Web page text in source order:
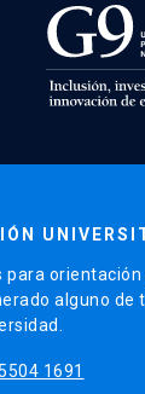
para orientación
alguno de
1691